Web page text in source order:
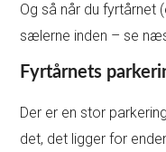
Og så når du fyrtårnet
sælerne inden – se
Fyrtårnets
Der er en stor
det, det ligger for